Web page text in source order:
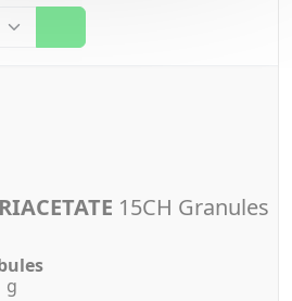
15CH Granules
g